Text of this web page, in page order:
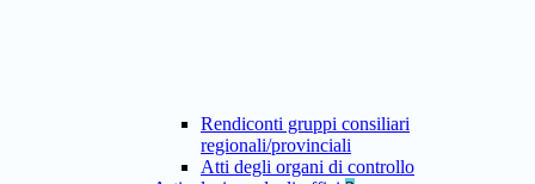
Rendiconti gruppi consiliari
regionali/provinciali
Atti degli organi di controllo